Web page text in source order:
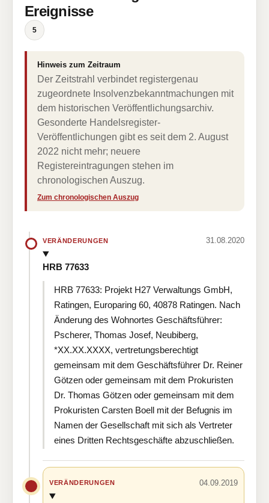
Ereignisse
5
Hinweis zum Zeitraum
Der Zeitstrahl verbindet registergenau
zugeordnete Insolvenzbekanntmachungen mit
dem historischen Veröffentlichungsarchiv.
Gesonderte Handelsregister-
Veröffentlichungen gibt es seit dem 2. August
2022 nicht mehr; neuere
Registereintragungen stehen im
chronologischen Auszug.
Zum chronologischen Auszug
VERÄNDERUNGEN 31.08.2020
HRB 77633
HRB 77633: Projekt H27 Verwaltungs GmbH,
Ratingen, Europaring 60, 40878 Ratingen. Nach
Änderung des Wohnortes Geschäftsführer:
Pscherer, Thomas Josef, Neubiberg,
*XX.XX.XXXX, vertretungsberechtigt
gemeinsam mit dem Geschäftsführer Dr. Reiner
Götzen oder gemeinsam mit dem Prokuristen
Dr. Thomas Götzen oder gemeinsam mit dem
Prokuristen Carsten Boell mit der Befugnis im
Namen der Gesellschaft mit sich als Vertreter
eines Dritten Rechtsgeschäfte abzuschließen.
VERÄNDERUNGEN 04.09.2019